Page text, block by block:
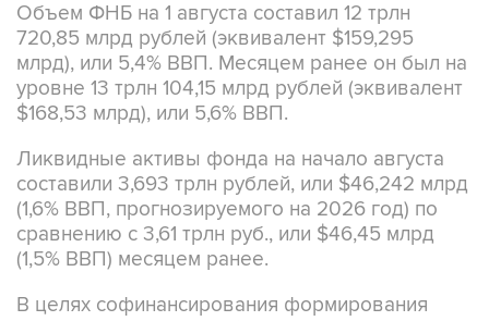
Объем ФНБ на 1 августа составил 12 трлн
720,85 млрд рублей (эквивалент $159,295
млрд), или 5,4% ВВП. Месяцем ранее он был на
уровне 13 трлн 104,15 млрд рублей (эквивалент
$168,53 млрд), или 5,6% ВВП.
Ликвидные активы фонда на начало августа
составили 3,693 трлн рублей, или $46,242 млрд
(1,6% ВВП, прогнозируемого на 2026 год) по
сравнению с 3,61 трлн руб., или $46,45 млрд
(1,5% ВВП) месяцем ранее.
В целях софинансирования формирования